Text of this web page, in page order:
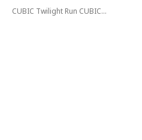
CUBIC Twilight Run CUBIC...